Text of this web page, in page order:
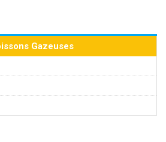
DT
Gazeuses